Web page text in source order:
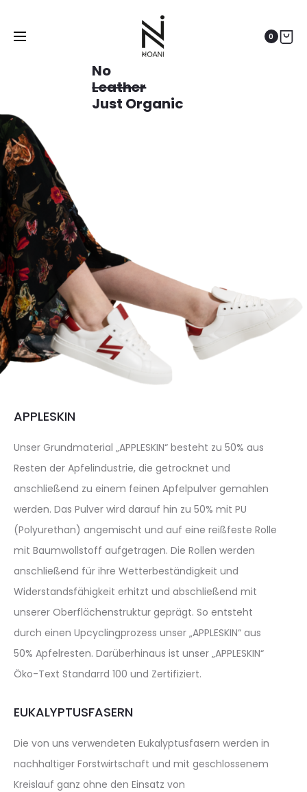
0
No
Leather
Just Organic
APPLESKIN
Unser Grundmaterial „APPLESKIN“ besteht zu 50% aus
Resten der Apfelindustrie, die getrocknet und
anschließend zu einem feinen Apfelpulver gemahlen
werden. Das Pulver wird darauf hin zu 50% mit PU
(Polyurethan) angemischt und auf eine reißfeste Rolle
mit Baumwollstoff aufgetragen. Die Rollen werden
anschließend für ihre Wetterbeständigkeit und
Widerstandsfähigkeit erhitzt und abschließend mit
unserer Oberflächenstruktur geprägt. So entsteht
durch einen Upcyclingprozess unser „APPLESKIN“ aus
50% Apfelresten. Darüberhinaus ist unser „APPLESKIN“
Öko-Text Standarrd 100 und Zertifiziert.
EUKALYPTUSFASERN
Die von uns verwendeten Eukalyptusfasern werden in
nachhaltiger Forstwirtschaft und mit geschlossenem
Kreislauf ganz ohne den Einsatz von